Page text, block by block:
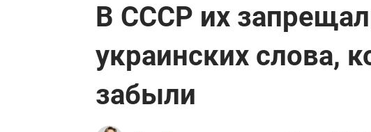
В СССР их
украинских слова,
забыли